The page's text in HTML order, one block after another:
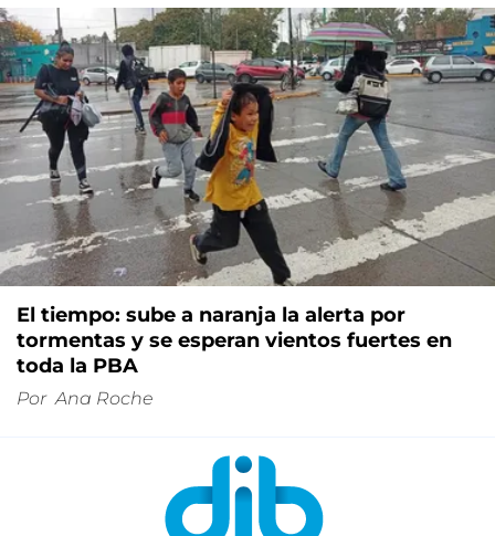
El tiempo: sube a naranja la alerta por
tormentas y se esperan vientos fuertes en
toda la PBA
Por Ana Roche